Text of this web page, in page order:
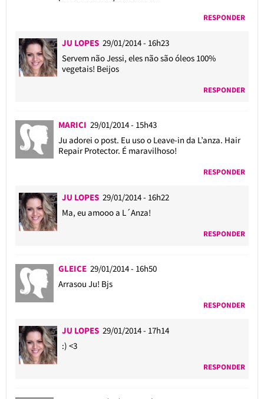
RESPONDER
JU LOPES 29/01/2014 - 16h23
Servem não Jessi, eles não são óleos 100%
vegetais! Beijos
RESPONDER
MARICI 29/01/2014 - 15h43
Ju adorei o post. Eu uso o Leave-in da L’anza. Hair
Repair Protector. É maravilhoso!
RESPONDER
JU LOPES 29/01/2014 - 16h22
Ma, eu amooo a L´Anza!
RESPONDER
GLEICE 29/01/2014 - 16h50
Arrasou Ju! Bjs
RESPONDER
JU LOPES 29/01/2014 - 17h14
:) <3
RESPONDER